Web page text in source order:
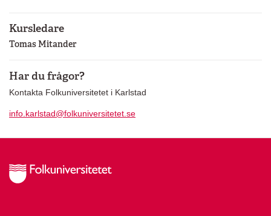
Kursledare
Tomas Mitander
Har du frågor?
Kontakta Folkuniversitetet i Karlstad
info.karlstad@folkuniversitetet.se